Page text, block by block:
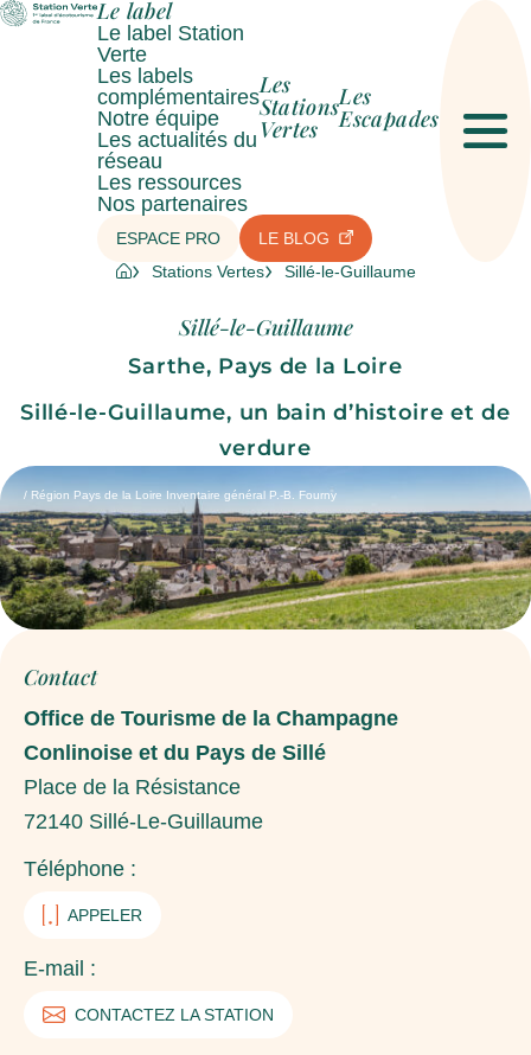
Le label
Le label Station
Verte
Les labels
complémentaires
Notre équipe
Les actualités du
réseau
Les ressources
Nos partenaires
Les
Stations
Vertes
Les
Escapades
ESPACE PRO LE BLOG
Stations Vertes Sillé-le-Guillaume
Sillé-le-Guillaume
Sarthe, Pays de la Loire
Sillé-le-Guillaume, un bain d’histoire et de
verdure
/ Région Pays de la Loire Inventaire général P.-B. Fourny
Contact
Office de Tourisme de la Champagne
Conlinoise et du Pays de Sillé
Place de la Résistance
72140 Sillé-Le-Guillaume
Téléphone :
APPELER
E-mail :
CONTACTEZ LA STATION